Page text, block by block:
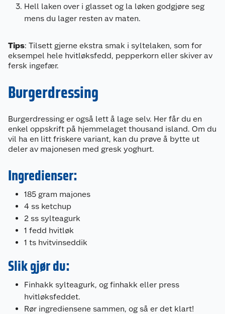
Hell laken over i glasset og la løken godgjøre seg
mens du lager resten av maten.
Tips: Tilsett gjerne ekstra smak i syltelaken, som for
eksempel hele hvitløksfedd, pepperkorn eller skiver av
fersk ingefær.
Burgerdressing
Burgerdressing er også lett å lage selv. Her får du en
enkel oppskrift på hjemmelaget thousand island. Om du
vil ha en litt friskere variant, kan du prøve å bytte ut
deler av majonesen med gresk yoghurt.
Ingredienser:
185 gram majones
4 ss ketchup
2 ss sylteagurk
1 fedd hvitløk
1 ts hvitvinseddik
Slik gjør du:
Finhakk sylteagurk, og finhakk eller press
hvitløksfeddet.
Rør ingrediensene sammen, og så er det klart!